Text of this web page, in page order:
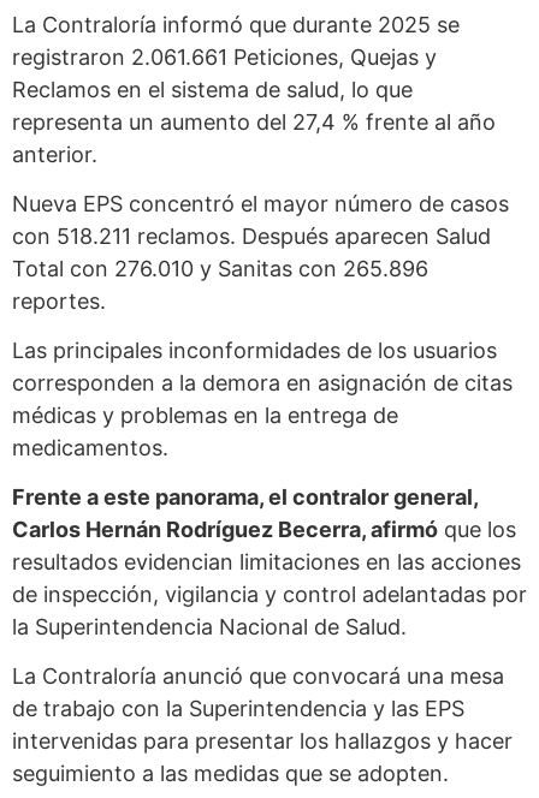
La Contraloría informó que durante 2025 se
registraron 2.061.661 Peticiones, Quejas y
Reclamos en el sistema de salud, lo que
representa un aumento del 27,4 % frente al año
anterior.
Nueva EPS concentró el mayor número de casos
con 518.211 reclamos. Después aparecen Salud
Total con 276.010 y Sanitas con 265.896
reportes.
Las principales inconformidades de los usuarios
corresponden a la demora en asignación de citas
médicas y problemas en la entrega de
medicamentos.
Frente a este panorama, el contralor general,
Carlos Hernán Rodríguez Becerra, afirmó que los
resultados evidencian limitaciones en las acciones
de inspección, vigilancia y control adelantadas por
la Superintendencia Nacional de Salud.
La Contraloría anunció que convocará una mesa
de trabajo con la Superintendencia y las EPS
intervenidas para presentar los hallazgos y hacer
seguimiento a las medidas que se adopten.